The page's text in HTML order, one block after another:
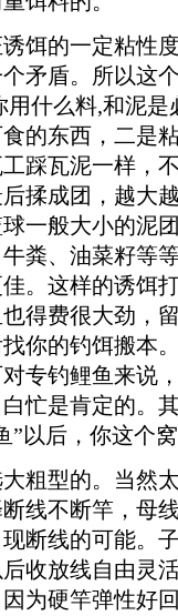
的一定粘性
矛盾。所以这
什么料,和泥是
的东西，二是
踩瓦泥一样，
揉成团，越大
一般大小的泥
粪、油菜籽等
。这样的诱饵
得费很大劲，
你的钓饵搬本
专钓鲤鱼来说
忙是肯定的。
”以后，你这个
型的。当然
线不断竿，母
断线的可能。
收放线自由灵
为硬竿弹性好